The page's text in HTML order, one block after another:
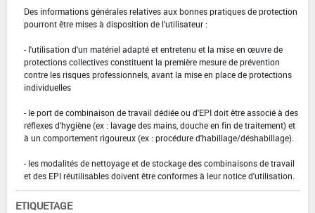
Des informations générales relatives aux bonnes pratiques de protection
pourront être mises à disposition de l'utilisateur :
- l'utilisation d'un matériel adapté et entretenu et la mise en œuvre de
protections collectives constituent la première mesure de prévention
contre les risques professionnels, avant la mise en place de protections
individuelles
- le port de combinaison de travail dédiée ou d'EPI doit être associé à des
réflexes d'hygiène (ex : lavage des mains, douche en fin de traitement) et
à un comportement rigoureux (ex : procédure d'habillage/déshabillage).
- les modalités de nettoyage et de stockage des combinaisons de travail
et des EPI réutilisables doivent être conformes à leur notice d'utilisation.
ETIQUETAGE